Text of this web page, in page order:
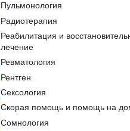
Пульмонология
Радиотерапия
Реабилитация и
лечение
Ревматология
Рентген
Сексология
Скорая помощь и помощь на
Сомнология